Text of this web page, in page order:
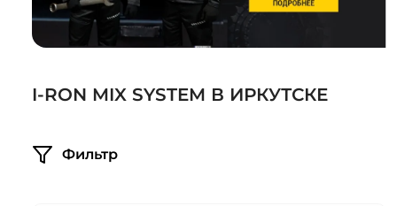
I-RON MIX SYSTEM В ИРКУТСКЕ
Фильтр
Системы 3D нивелирования
Мини-погрузчики
Грейферные захваты
Посевная техника